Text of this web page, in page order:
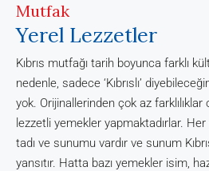
Mutfak
Yerel Lezzetler
Kıbrıs mutfağı tarih boyunca farklı
nedenle, sadece ‘Kıbrıslı’
yok. Orijinallerinden çok az
lezzetli yemekler yapmaktadırlar.
tadı ve sunumu vardır ve sunum
yansıtır. Hatta bazı yemekler isim,